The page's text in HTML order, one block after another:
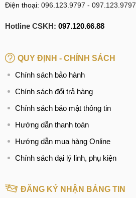
Điện thoại: 096.123.9797 - 097.123.9797
Hotline CSKH: 097.120.66.88
QUY ĐỊNH - CHÍNH SÁCH
Chính sách bảo hành
Chính sách đổi trả hàng
Chính sách bảo mật thông tin
Hướng dẫn thanh toán
Hướng dẫn mua hàng Online
Chính sách đại lý linh, phụ kiện
ĐĂNG KÝ NHẬN BẢNG TIN